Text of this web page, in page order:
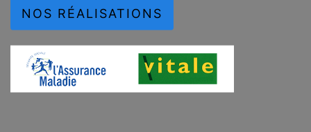
NOS RÉALISATIONS